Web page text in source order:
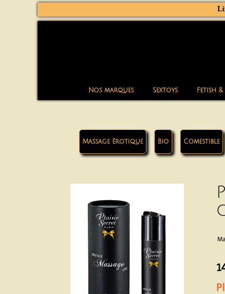
Nos marques Sextoys Fetish &
Massage érotique Bio Comestible